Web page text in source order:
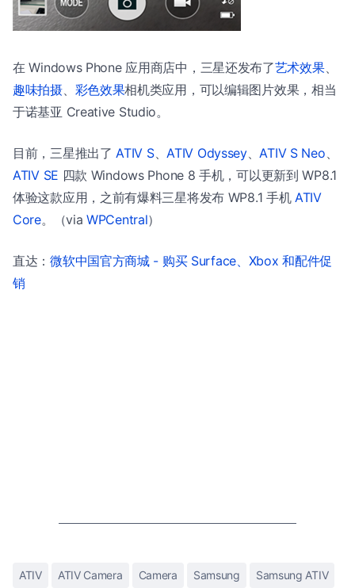
在 Windows Phone 应用商店中，三星还发布了艺术效果、
趣味拍摄、 彩色效果相机类应用，可以编辑图片效果，相当
于诺基亚 Creative Studio。
目前，三星推出了 ATIV S、 ATIV Odyssey、 ATIV S Neo
ATIV SE 四款 Windows Phone 8 手机，可以更新到 WP8.1
体验这款应用，之前有爆料三星将发布 WP8.1 手机 ATIV
Core。（viaWPCentral）
直达：微软中国官方商城 - 购买 Surface、Xbox 和配件促
销
ATIV ATIV Camera Camera Samsung Samsung ATIV